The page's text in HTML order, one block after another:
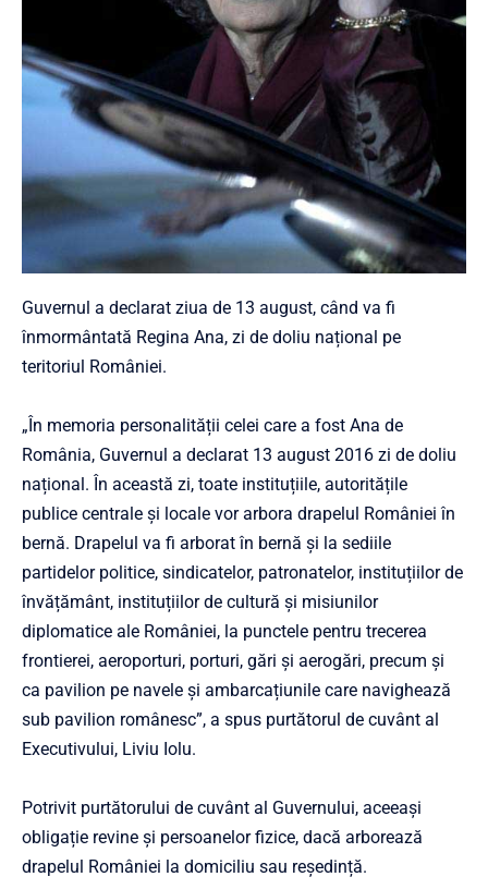
Guvernul a declarat ziua de 13 august, când va fi
înmormântată Regina Ana, zi de doliu național pe
teritoriul României.
„În memoria personalității celei care a fost Ana de
România, Guvernul a declarat 13 august 2016 zi de doliu
național. În această zi, toate instituțiile, autoritățile
publice centrale și locale vor arbora drapelul României în
bernă. Drapelul va fi arborat în bernă și la sediile
partidelor politice, sindicatelor, patronatelor, instituțiilor de
învățământ, instituțiilor de cultură și misiunilor
diplomatice ale României, la punctele pentru trecerea
frontierei, aeroporturi, porturi, gări și aerogări, precum și
ca pavilion pe navele și ambarcațiunile care navighează
sub pavilion românesc”, a spus purtătorul de cuvânt al
Executivului, Liviu Iolu.
Potrivit purtătorului de cuvânt al Guvernului, aceeași
obligație revine și persoanelor fizice, dacă arborează
drapelul României la domiciliu sau reședință.